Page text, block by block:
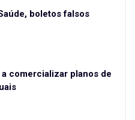
boletos falsos
comercializar planos de